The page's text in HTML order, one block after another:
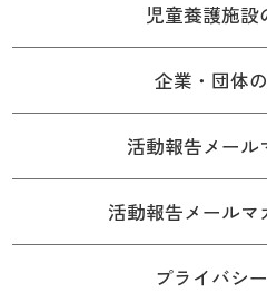
児童養護施設
企業・団体
活動報告メール
活動報告メールマ
プライバシ